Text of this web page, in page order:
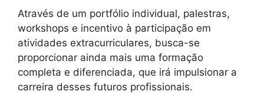
Através de um portfólio individual, palestras,
workshops e incentivo à participação em
atividades extracurriculares, busca-se
proporcionar ainda mais uma formação
completa e diferenciada, que irá impulsionar a
carreira desses futuros profissionais.